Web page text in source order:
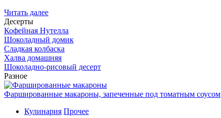
Читать далее
Десерты
Кофейная Нутелла
Шоколадный домик
Сладкая колбаска
Халва домашняя
Шоколадно-рисовый десерт
Разное
Фаршированные макароны, запеченные под томатным соусом
Кулинария Прочее